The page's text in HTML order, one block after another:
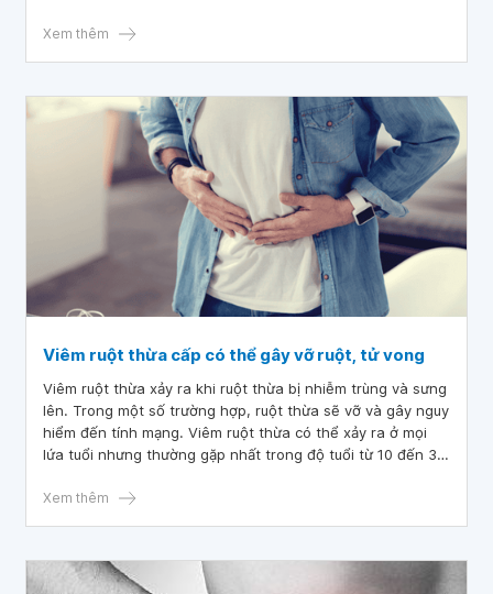
Xem thêm
Viêm ruột thừa cấp có thể gây vỡ ruột, tử vong
Viêm ruột thừa xảy ra khi ruột thừa bị nhiễm trùng và sưng
lên. Trong một số trường hợp, ruột thừa sẽ vỡ và gây nguy
hiểm đến tính mạng. Viêm ruột thừa có thể xảy ra ở mọi
lứa tuổi nhưng thường gặp nhất trong độ tuổi từ 10 đến 30
ruột thừa bị viêm.
Xem thêm